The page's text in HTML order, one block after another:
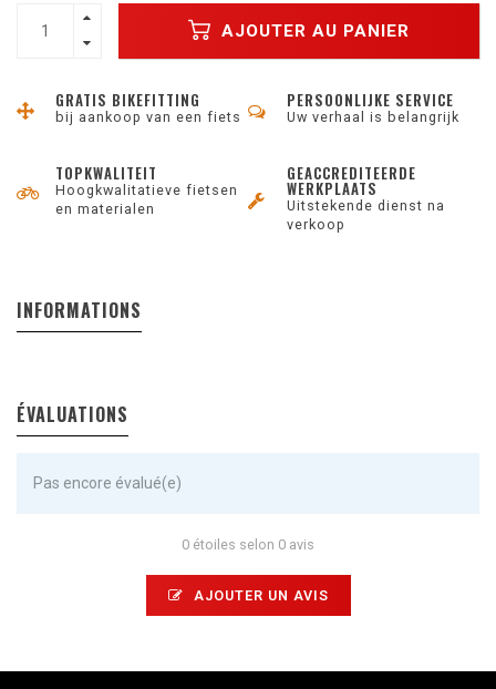
AJOUTER AU PANIER
GRATIS BIKEFITTING
bij aankoop van een fiets
PERSOONLIJKE SERVICE
Uw verhaal is belangrijk
TOPKWALITEIT
Hoogkwalitatieve fietsen
en materialen
GEACCREDITEERDE
WERKPLAATS
Uitstekende dienst na
verkoop
INFORMATIONS
ÉVALUATIONS
Pas encore évalué(e)
0 étoiles selon 0 avis
AJOUTER UN AVIS